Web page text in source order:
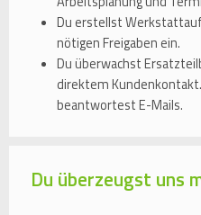
Du erstellst
nötigen Freigaben ein.
Du überwachst
direktem
beantwortest E-Mails.
Du überzeugst uns